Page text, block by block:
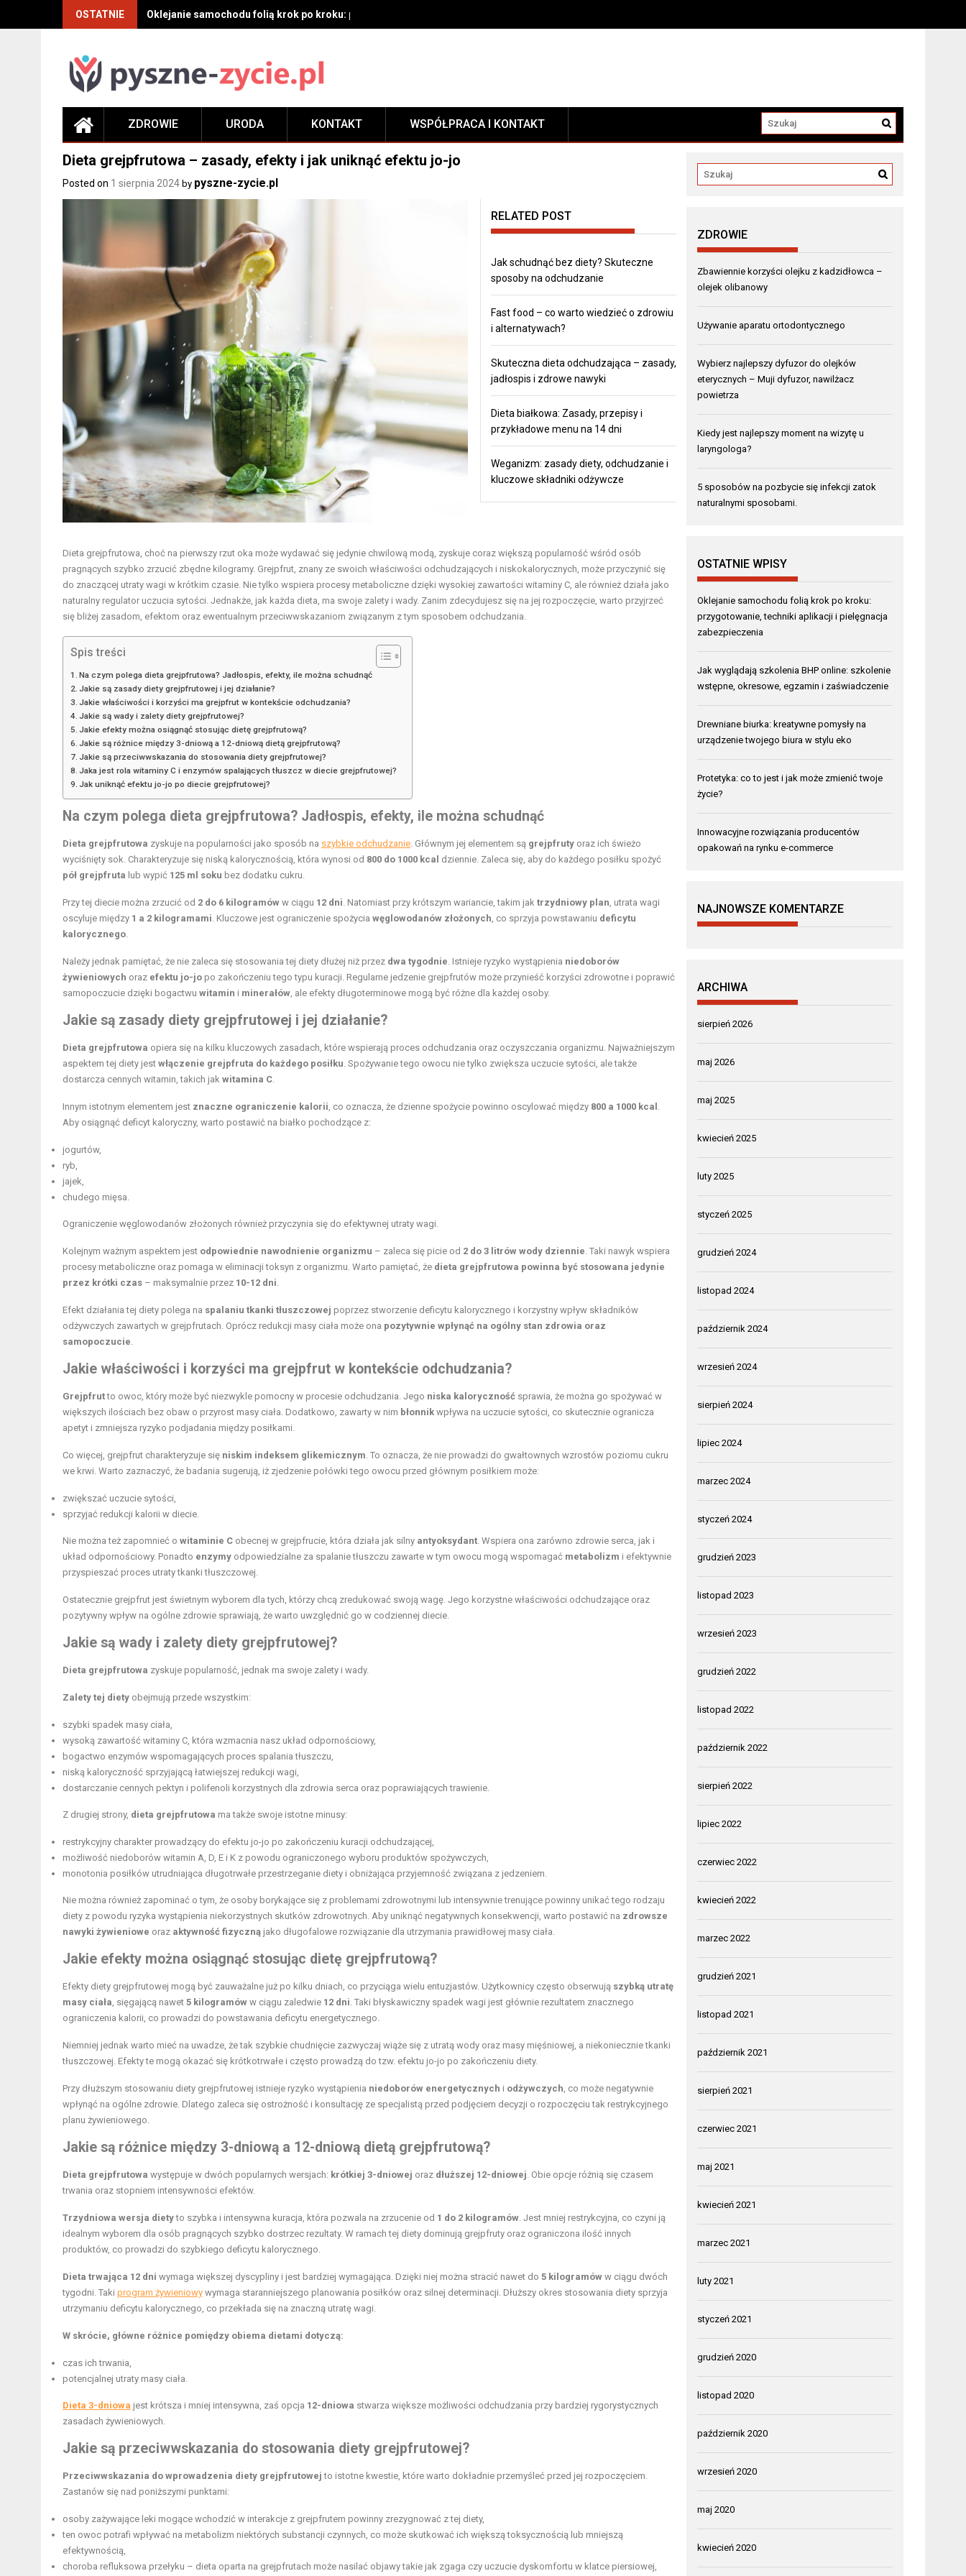
OSTATNIE Oklejanie samochodu folią krok po kroku: przygotowanie, techniki aplikacji i pielęgnacja zabezpieczenia
ZDROWIE URODA KONTAKT WSPÓŁPRACA I KONTAKT
Dieta grejpfrutowa – zasady, efekty i jak uniknąć efektu jo-jo
Posted on 1 sierpnia 2024 by pyszne-zycie.pl
RELATED POST
Jak schudnąć bez diety? Skuteczne
sposoby na odchudzanie
Fast food – co warto wiedzieć o zdrowiu
i alternatywach?
Skuteczna dieta odchudzająca – zasady,
jadłospis i zdrowe nawyki
Dieta białkowa: Zasady, przepisy i
przykładowe menu na 14 dni
Weganizm: zasady diety, odchudzanie i
kluczowe składniki odżywcze
Dieta grejpfrutowa, choć na pierwszy rzut oka może wydawać się jedynie chwilową modą, zyskuje coraz większą popularność wśród osób
pragnących szybko zrzucić zbędne kilogramy. Grejpfrut, znany ze swoich właściwości odchudzających i niskokalorycznych, może przyczynić się
do znaczącej utraty wagi w krótkim czasie. Nie tylko wspiera procesy metaboliczne dzięki wysokiej zawartości witaminy C, ale również działa jako
naturalny regulator uczucia sytości. Jednakże, jak każda dieta, ma swoje zalety i wady. Zanim zdecydujesz się na jej rozpoczęcie, warto przyjrzeć
się bliżej zasadom, efektom oraz ewentualnym przeciwwskazaniom związanym z tym sposobem odchudzania.
Spis treści
Na czym polega dieta grejpfrutowa? Jadłospis, efekty, ile można schudnąć
Jakie są zasady diety grejpfrutowej i jej działanie?
Jakie właściwości i korzyści ma grejpfrut w kontekście odchudzania?
Jakie są wady i zalety diety grejpfrutowej?
Jakie efekty można osiągnąć stosując dietę grejpfrutową?
Jakie są różnice między 3-dniową a 12-dniową dietą grejpfrutową?
Jakie są przeciwwskazania do stosowania diety grejpfrutowej?
Jaka jest rola witaminy C i enzymów spalających tłuszcz w diecie grejpfrutowej?
Jak uniknąć efektu jo-jo po diecie grejpfrutowej?
Na czym polega dieta grejpfrutowa? Jadłospis, efekty, ile można schudnąć
Dieta grejpfrutowa zyskuje na popularności jako sposób na szybkie odchudzanie. Głównym jej elementem są grejpfruty oraz ich świeżo
wyciśnięty sok. Charakteryzuje się niską kalorycznością, która wynosi od 800 do 1000 kcal dziennie. Zaleca się, aby do każdego posiłku spożyć
pół grejpfruta lub wypić 125 ml soku bez dodatku cukru.
Przy tej diecie można zrzucić od 2 do 6 kilogramów w ciągu 12 dni. Natomiast przy krótszym wariancie, takim jak trzydniowy plan, utrata wagi
oscyluje między 1 a 2 kilogramami. Kluczowe jest ograniczenie spożycia węglowodanów złożonych, co sprzyja powstawaniu deficytu
kalorycznego.
Należy jednak pamiętać, że nie zaleca się stosowania tej diety dłużej niż przez dwa tygodnie. Istnieje ryzyko wystąpienia niedoborów
żywieniowych oraz efektu jo-jo po zakończeniu tego typu kuracji. Regularne jedzenie grejpfrutów może przynieść korzyści zdrowotne i poprawić
samopoczucie dzięki bogactwu witamin i minerałów, ale efekty długoterminowe mogą być różne dla każdej osoby.
Jakie są zasady diety grejpfrutowej i jej działanie?
Dieta grejpfrutowa opiera się na kilku kluczowych zasadach, które wspierają proces odchudzania oraz oczyszczania organizmu. Najważniejszym
aspektem tej diety jest włączenie grejpfruta do każdego posiłku. Spożywanie tego owocu nie tylko zwiększa uczucie sytości, ale także
dostarcza cennych witamin, takich jak witamina C.
Innym istotnym elementem jest znaczne ograniczenie kalorii, co oznacza, że dzienne spożycie powinno oscylować między 800 a 1000 kcal .
Aby osiągnąć deficyt kaloryczny, warto postawić na białko pochodzące z:
jogurtów,
ryb,
jajek,
chudego mięsa.
Ograniczenie węglowodanów złożonych również przyczynia się do efektywnej utraty wagi.
Kolejnym ważnym aspektem jest odpowiednie nawodnienie organizmu – zaleca się picie od 2 do 3 litrów wody dziennie. Taki nawyk wspiera
procesy metaboliczne oraz pomaga w eliminacji toksyn z organizmu. Warto pamiętać, że dieta grejpfrutowa powinna być stosowana jedynie
przez krótki czas – maksymalnie przez 10-12 dni.
Efekt działania tej diety polega na spalaniu tkanki tłuszczowej poprzez stworzenie deficytu kalorycznego i korzystny wpływ składników
odżywczych zawartych w grejpfrutach. Oprócz redukcji masy ciała może ona pozytywnie wpłynąć na ogólny stan zdrowia oraz
samopoczucie.
Jakie właściwości i korzyści ma grejpfrut w kontekście odchudzania?
Grejpfrutto owoc, który może być niezwykle pomocny w procesie odchudzania. Jego niska kaloryczność sprawia, że można go spożywać w
większych ilościach bez obaw o przyrost masy ciała. Dodatkowo, zawarty w nim błonnik wpływa na uczucie sytości, co skutecznie ogranicza
apetyt i zmniejsza ryzyko podjadania między posiłkami.
Co więcej, grejpfrut charakteryzuje się niskim indeksem glikemicznym. To oznacza, że nie prowadzi do gwałtownych wzrostów poziomu cukru
we krwi. Warto zaznaczyć, że badania sugerują, iż zjedzenie połówki tego owocu przed głównym posiłkiem może:
zwiększać uczucie sytości,
sprzyjać redukcji kalorii w diecie.
Nie można też zapomnieć o witaminie C obecnej w grejpfrucie, która działa jak silny antyoksydant. Wspiera ona zarówno zdrowie serca, jak i
układ odpornościowy. Ponadto enzymy odpowiedzialne za spalanie tłuszczu zawarte w tym owocu mogą wspomagać metabolizm i efektywnie
przyspieszać proces utraty tkanki tłuszczowej.
Ostatecznie grejpfrut jest świetnym wyborem dla tych, którzy chcą zredukować swoją wagę. Jego korzystne właściwości odchudzające oraz
pozytywny wpływ na ogólne zdrowie sprawiają, że warto uwzględnić go w codziennej diecie.
Jakie są wady i zalety diety grejpfrutowej?
Dieta grejpfrutowa zyskuje popularność, jednak ma swoje zalety i wady.
Zalety tej diety obejmują przede wszystkim:
szybki spadek masy ciała,
wysoką zawartość witaminy C, która wzmacnia nasz układ odpornościowy,
bogactwo enzymów wspomagających proces spalania tłuszczu,
niską kaloryczność sprzyjającą łatwiejszej redukcji wagi,
dostarczanie cennych pektyn i polifenoli korzystnych dla zdrowia serca oraz poprawiających trawienie.
Z drugiej strony, dieta grejpfrutowa ma także swoje istotne minusy:
restrykcyjny charakter prowadzący do efektu jo-jo po zakończeniu kuracji odchudzającej,
możliwość niedoborów witamin A, D, E i K z powodu ograniczonego wyboru produktów spożywczych,
monotonia posiłków utrudniająca długotrwałe przestrzeganie diety i obniżająca przyjemność związana z jedzeniem.
Nie można również zapominać o tym, że osoby borykające się z problemami zdrowotnymi lub intensywnie trenujące powinny unikać tego rodzaju
diety z powodu ryzyka wystąpienia niekorzystnych skutków zdrowotnych. Aby uniknąć negatywnych konsekwencji, warto postawić na zdrowsze
nawyki żywieniowe oraz aktywność fizyczną jako długofalowe rozwiązanie dla utrzymania prawidłowej masy ciała.
Jakie efekty można osiągnąć stosując dietę grejpfrutową?
Efekty diety grejpfrutowej mogą być zauważalne już po kilku dniach, co przyciąga wielu entuzjastów. Użytkownicy często obserwują szybką utratę
masy ciała, sięgającą nawet 5 kilogramów w ciągu zaledwie 12 dni. Taki błyskawiczny spadek wagi jest głównie rezultatem znacznego
ograniczenia kalorii, co prowadzi do powstawania deficytu energetycznego.
Niemniej jednak warto mieć na uwadze, że tak szybkie chudnięcie zazwyczaj wiąże się z utratą wody oraz masy mięśniowej, a niekoniecznie tkanki
tłuszczowej. Efekty te mogą okazać się krótkotrwałe i często prowadzą do tzw. efektu jo-jo po zakończeniu diety.
Przy dłuższym stosowaniu diety grejpfrutowej istnieje ryzyko wystąpienia niedoborów energetycznych i odżywczych, co może negatywnie
wpłynąć na ogólne zdrowie. Dlatego zaleca się ostrożność i konsultację ze specjalistą przed podjęciem decyzji o rozpoczęciu tak restrykcyjnego
planu żywieniowego.
Jakie są różnice między 3-dniową a 12-dniową dietą grejpfrutową?
Dieta grejpfrutowa występuje w dwóch popularnych wersjach: krótkiej 3-dniowej oraz dłuższej 12-dniowej. Obie opcje różnią się czasem
trwania oraz stopniem intensywności efektów.
Trzydniowa wersja dietyto szybka i intensywna kuracja, która pozwala na zrzucenie od 1 do 2 kilogramów. Jest mniej restrykcyjna, co czyni ją
idealnym wyborem dla osób pragnących szybko dostrzec rezultaty. W ramach tej diety dominują grejpfruty oraz ograniczona ilość innych
produktów, co prowadzi do szybkiego deficytu kalorycznego.
Dieta trwająca 12 dni wymaga większej dyscypliny i jest bardziej wymagająca. Dzięki niej można stracić nawet do 5 kilogramów w ciągu dwóch
tygodni. Taki program żywieniowy wymaga staranniejszego planowania posiłków oraz silnej determinacji. Dłuższy okres stosowania diety sprzyja
utrzymaniu deficytu kalorycznego, co przekłada się na znaczną utratę wagi.
W skrócie, główne różnice pomiędzy obiema dietami dotyczą:
czas ich trwania,
potencjalnej utraty masy ciała.
Dieta 3-dniowa jest krótsza i mniej intensywna, zaś opcja 12-dniowa stwarza większe możliwości odchudzania przy bardziej rygorystycznych
zasadach żywieniowych.
Jakie są przeciwwskazania do stosowania diety grejpfrutowej?
Przeciwwskazania do wprowadzenia diety grejpfrutowej to istotne kwestie, które warto dokładnie przemyśleć przed jej rozpoczęciem.
Zastanów się nad poniższymi punktami:
osoby zażywające leki mogące wchodzić w interakcje z grejpfrutem powinny zrezygnować z tej diety,
ten owoc potrafi wpływać na metabolizm niektórych substancji czynnych, co może skutkować ich większą toksycznością lub mniejszą
efektywnością,
choroba refluksowa przełyku – dieta oparta na grejpfrutach może nasilać objawy takie jak zgaga czy uczucie dyskomfortu w klatce piersiowej,
ZDROWIE
Zbawiennie korzyści olejku z kadzidłowca –
olejek olibanowy
Używanie aparatu ortodontycznego
Wybierz najlepszy dyfuzor do olejków
eterycznych – Muji dyfuzor, nawilżacz
powietrza
Kiedy jest najlepszy moment na wizytę u
laryngologa?
5 sposobów na pozbycie się infekcji zatok
naturalnymi sposobami.
OSTATNIE WPISY
Oklejanie samochodu folią krok po kroku:
przygotowanie, techniki aplikacji i pielęgnacja
zabezpieczenia
Jak wyglądają szkolenia BHP online: szkolenie
wstępne, okresowe, egzamin i zaświadczenie
Drewniane biurka: kreatywne pomysły na
urządzenie twojego biura w stylu eko
Protetyka: co to jest i jak może zmienić twoje
życie?
Innowacyjne rozwiązania producentów
opakowań na rynku e-commerce
NAJNOWSZE KOMENTARZE
ARCHIWA
sierpień 2026
maj 2026
maj 2025
kwiecień 2025
luty 2025
styczeń 2025
grudzień 2024
listopad 2024
październik 2024
wrzesień 2024
sierpień 2024
lipiec 2024
marzec 2024
styczeń 2024
grudzień 2023
listopad 2023
wrzesień 2023
grudzień 2022
listopad 2022
październik 2022
sierpień 2022
lipiec 2022
czerwiec 2022
kwiecień 2022
marzec 2022
grudzień 2021
listopad 2021
październik 2021
sierpień 2021
czerwiec 2021
maj 2021
kwiecień 2021
marzec 2021
luty 2021
styczeń 2021
grudzień 2020
listopad 2020
październik 2020
wrzesień 2020
maj 2020
kwiecień 2020